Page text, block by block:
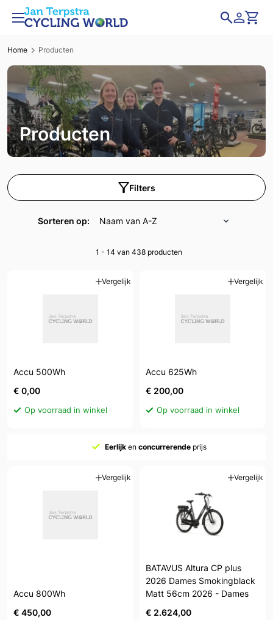
Home Producten
Producten
Filters
Sorteren op:
1 - 14 van 438 producten
Vergelijk
Accu 500Wh
€ 0,00
Op voorraad in winkel
Vergelijk
Accu 625Wh
€ 200,00
Op voorraad in winkel
Eerlijkenconcurrerendeprijs
Vergelijk
Accu 800Wh
€ 450,00
Vergelijk
BATAVUS Altura CP plus
2026 Dames Smokingblack
Matt 56cm 2026 - Dames
€ 2.624,00